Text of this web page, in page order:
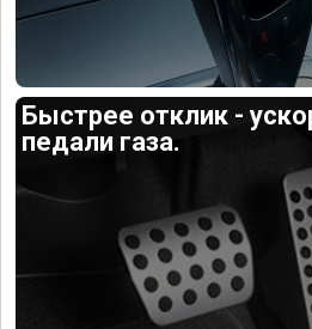
Быстрее отклик -
педали газа.